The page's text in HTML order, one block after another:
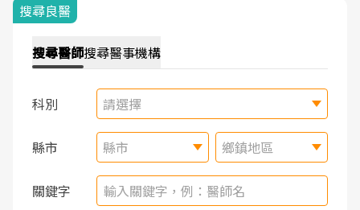
搜尋良醫
搜尋醫師搜尋醫事機構
科別 請選擇
縣市 縣市 鄉鎮地區
關鍵字